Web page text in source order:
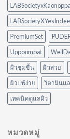
เหมาะ
กับ
บ้าน
ของ
คุณ
PremiumSet
Uppoompat
ผิวชุ่มชื้น
ผิวสวย
ผิวแพ้ง่าย
วิตามินแ
เทคนิคดูแลผิว
หมวดหมู่